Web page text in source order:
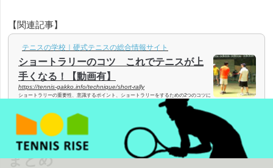
【関連記事】
テニスの学校｜硬式テニスの総合情報サイト
ショートラリーのコツ これでテニスが上
手くなる！【動画有】
https://tennis-gakko.info/technique/short-rally
ショートラリーの重要性、意識するポイント、ショートラリーをするための2つのコツに
ついてご説明します。ショートラリーはきちんとやればテニスのストロークの上達にと
ても役立ちますが、互いの距離が短い分、手先だけのコントロールでもラリーができて
しまうので、打ち方がいい加減だと逆効果となってしまいます。テニススクールや仲間
同士のテニスの練習で、アップの時にショートラリーをすることも多いと思います。け
れども、ある程度上手かったり試合に出たりしていてもショートラリーは苦手…という
まとめ